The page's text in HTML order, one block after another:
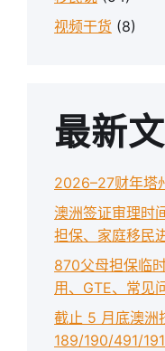
视频干货 (8)
最新
2026–27财年塔
澳洲签证审理时
担保、家庭移民
870父母担保临
用、GTE、常见
截止 5 月底澳洲
189/190/491/